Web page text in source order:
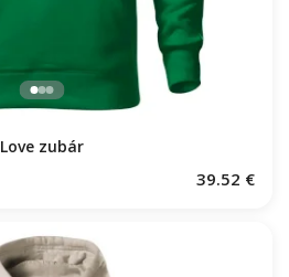
Love zubár
39.52 €